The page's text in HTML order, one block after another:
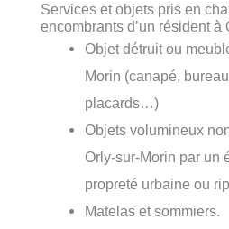
Services et objets pris en
encombrants d’un résident à
Objet détruit ou
Morin (canapé,
placards…)
Objets volumineux
Orly-sur-Morin par un
propreté urbaine ou
Matelas et sommiers.